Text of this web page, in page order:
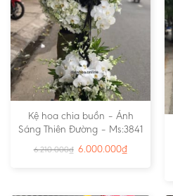
Kệ hoa chia buồn – Ánh
Sáng Thiên Đường – Ms:3841
6.210.000₫ 6.000.000₫